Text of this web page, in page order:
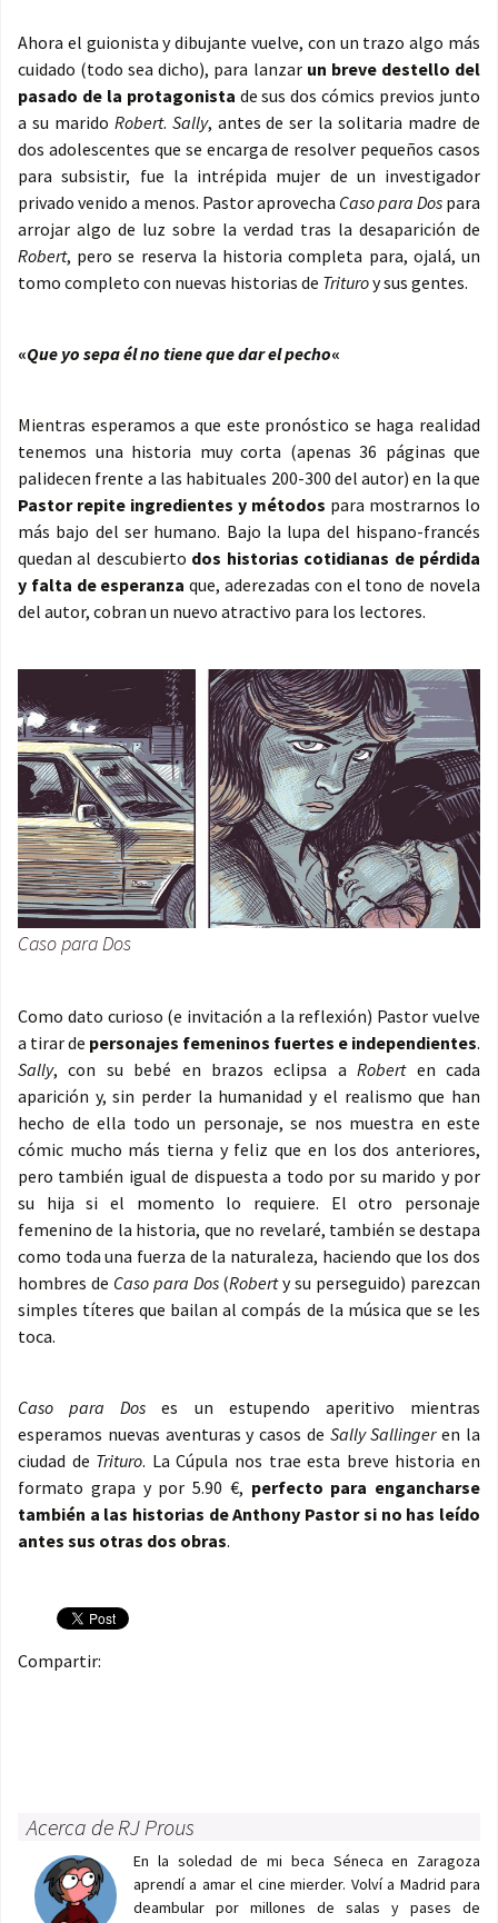
Ahora el guionista y dibujante vuelve, con un trazo algo más
cuidado (todo sea dicho), para lanzar un breve destello del
pasado de la protagonista de sus dos cómics previos junto
a su marido Robert. Sally, antes de ser la solitaria madre de
dos adolescentes que se encarga de resolver pequeños casos
para subsistir, fue la intrépida mujer de un investigador
privado venido a menos. Pastor aprovecha Caso para Dos para
arrojar algo de luz sobre la verdad tras la desaparición de
Robert, pero se reserva la historia completa para, ojalá, un
tomo completo con nuevas historias de Trituroy sus gentes.
«Que yo sepa él no tiene que dar el pecho«
Mientras esperamos a que este pronóstico se haga realidad
tenemos una historia muy corta (apenas 36 páginas que
palidecen frente a las habituales 200-300 del autor) en la que
Pastor repite ingredientes y métodos para mostrarnos lo
más bajo del ser humano. Bajo la lupa del hispano-francés
quedan al descubierto dos historias cotidianas de pérdida
y falta de esperanza que, aderezadas con el tono de novela
del autor, cobran un nuevo atractivo para los lectores.
Caso para Dos
Como dato curioso (e invitación a la reflexión) Pastor vuelve
a tirar de personajes femeninos fuertes e independientes.
Sally, con su bebé en brazos eclipsa aRoberten cada
aparición y, sin perder la humanidad y el realismo que han
hecho de ella todo un personaje, se nos muestra en este
cómic mucho más tierna y feliz que en los dos anteriores,
pero también igual de dispuesta a todo por su marido y por
su hija si el momento lo requiere. El otro personaje
femenino de la historia, que no revelaré, también se destapa
como toda una fuerza de la naturaleza, haciendo que los dos
hombres de Caso para Dos(Roberty su perseguido) parezcan
simples títeres que bailan al compás de la música que se les
toca.
Caso para Dos es un estupendo aperitivo mientras
esperamos nuevas aventuras y casos de Sally Sallingeren la
ciudad de Trituro. La Cúpula nos trae esta breve historia en
formato grapa y por 5.90 €, perfecto para engancharse
también a las historias de Anthony Pastor si no has leído
antes sus otras dos obras.
Compartir:
Acerca de RJ Prous
En la soledad de mi beca Séneca en Zaragoza
aprendí a amar el cine mierder. Volví a Madrid para
deambular por millones de salas y pases de